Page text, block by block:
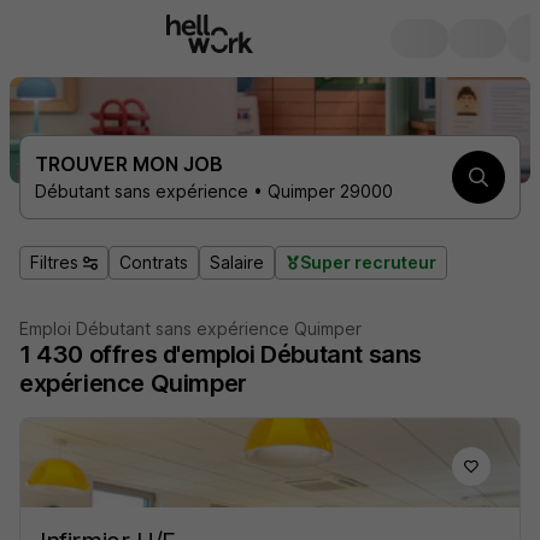
TROUVER MON JOB
Débutant sans expérience • Quimper 29000
Filtres Contrats Salaire Super recruteur
Emploi Débutant sans expérience Quimper
1 430 offres d'emploi Débutant sans
expérience Quimper